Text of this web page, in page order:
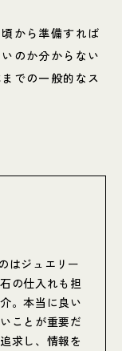
から準備すれば
のか分からない
での一般的なス
はジュエリー
の仕入れも担
。本当に良い
ことが重要だ
求し、情報を